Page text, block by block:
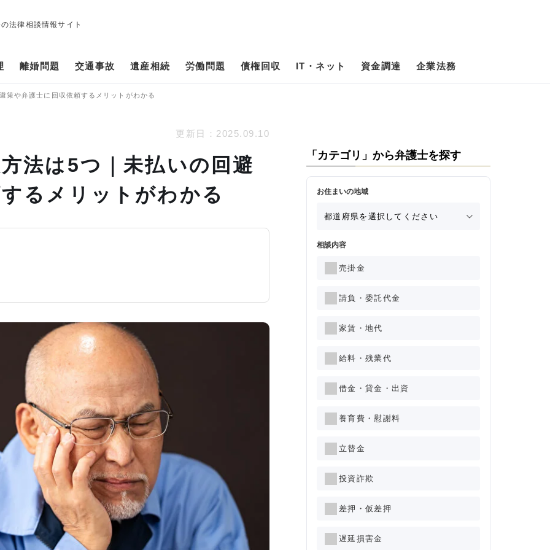
法律相談情報サイト
離婚問題 交通事故 遺産相続 労働問題 債権回収 IT・ネット 資金調達 企業法務
策や弁護士に回収依頼するメリットがわかる
更新日： 2025.09.10
法は5つ｜未払いの回避
るメリットがわかる
「カテゴリ」から弁護士を探す
お住まいの地域
相談内容
売掛金
請負・委託代金
家賃・地代
給料・残業代
借金・貸金・出資
養育費・慰謝料
立替金
投資詐欺
差押・仮差押
遅延損害金